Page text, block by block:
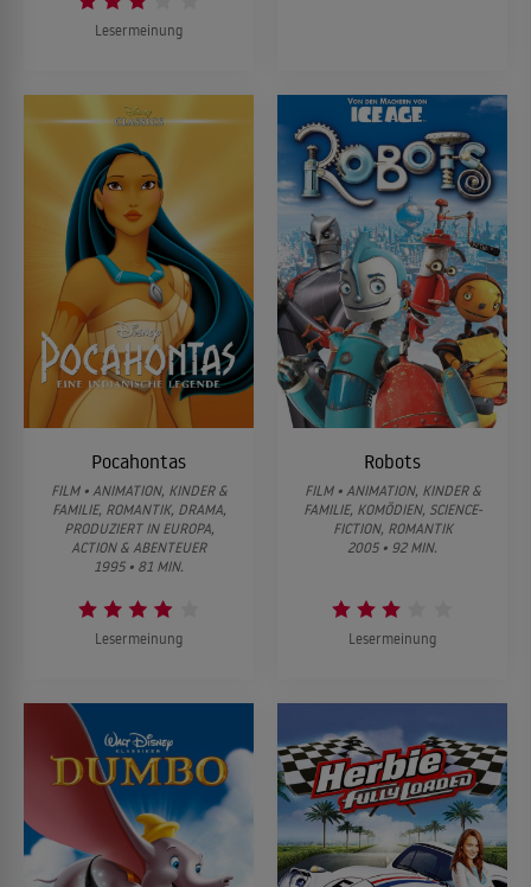
Lesermeinung
Pocahontas
FILM • ANIMATION, KINDER &
FAMILIE, ROMANTIK, DRAMA,
PRODUZIERT IN EUROPA,
ACTION & ABENTEUER
1995 • 81 MIN.
Lesermeinung
Robots
FILM • ANIMATION, KINDER &
FAMILIE, KOMÖDIEN, SCIENCE-
FICTION, ROMANTIK
2005 • 92 MIN.
Lesermeinung